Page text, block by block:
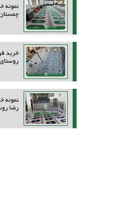
نمونه
خرید
نمونه
رضا